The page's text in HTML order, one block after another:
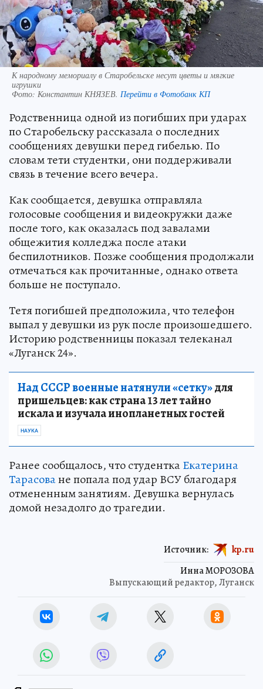
К народному мемориалу в Старобельске несут цветы и мягкие
игрушки
Фото: Константин КНЯЗЕВ. Перейти в Фотобанк КП
Родственница одной из погибших при ударах
по Старобельску рассказала о последних
сообщениях девушки перед гибелью. По
словам тети студентки, они поддерживали
связь в течение всего вечера.
Как сообщается, девушка отправляла
голосовые сообщения и видеокружки даже
после того, как оказалась под завалами
общежития колледжа после атаки
беспилотников. Позже сообщения продолжали
отмечаться как прочитанные, однако ответа
больше не поступало.
Тетя погибшей предположила, что телефон
выпал у девушки из рук после произошедшего.
Историю родственницы показал телеканал
«Луганск 24».
Над СССР военные натянули «сетку»для
пришельцев: как страна 13 лет тайно
искала и изучала инопланетных гостей
НАУКА
Ранее сообщалось, что студенткаЕкатерина
Тарасоване попала под удар ВСУ благодаря
отмененным занятиям. Девушка вернулась
домой незадолго до трагедии.
Инна МОРОЗОВА
Выпускающий редактор, Луганск
Источник: kp.ru